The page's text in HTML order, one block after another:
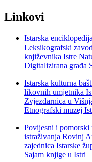
Linkovi
Istarska enciklopedija
Leksikografski
književnika Istre
Digitalizirana građa
Istarska kulturna
likovnih umjetnika
Zvjezdarnica u
Etnografski muzej
Povijesni i pomorski
istraživanja Rovinj
zajednica Istarske
Sajam knjige u Istri